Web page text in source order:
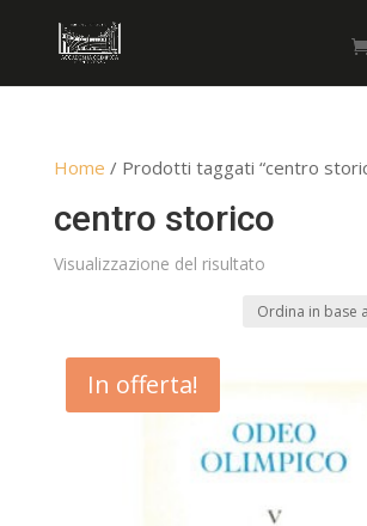
Home / Prodotti taggati “centro
centro storico
Visualizzazione del risultato
In offerta!